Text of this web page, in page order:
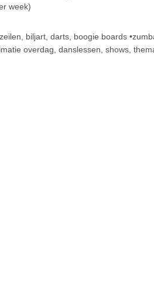
week)
biljart, darts, boogie boards
overdag, danslessen, shows,